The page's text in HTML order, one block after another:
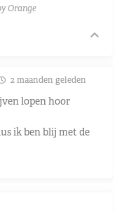
Orange
2 maanden geleden
lopen hoor
ik ben blij met de